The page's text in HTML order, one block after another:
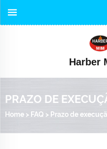
Harber
PRAZO DE
Home > FAQ > Prazo de